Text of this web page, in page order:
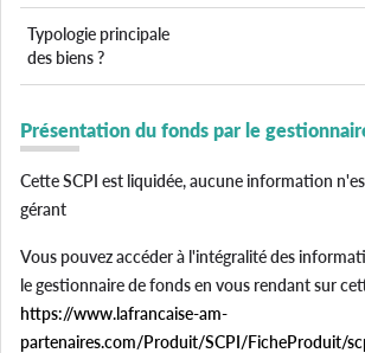
Typologie principale
des biens ?
Présentation du fonds par le
Cette SCPI est liquidée, aucune information
gérant
Vous pouvez accéder à l'intégralité des
le gestionnaire de fonds en vous rendant sur
https://www.lafrancaise-am-
partenaires.com/Produit/SCPI/FicheProduit/